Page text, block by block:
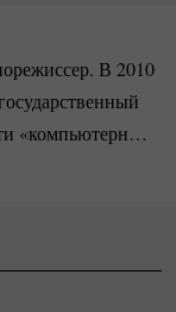
В 2010
«компьютерный
«Граф в